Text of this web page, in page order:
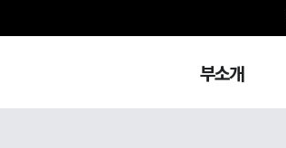
부소개